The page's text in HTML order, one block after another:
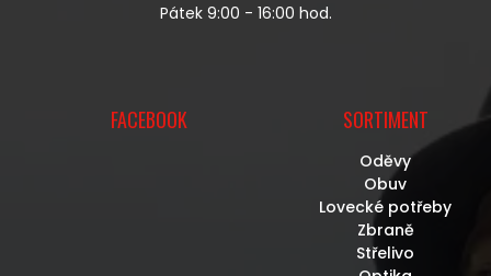
Pátek 9:00 - 16:00 hod.
FACEBOOK SORTIMENT
Oděvy
Obuv
Lovecké potřeby
Zbraně
Střelivo